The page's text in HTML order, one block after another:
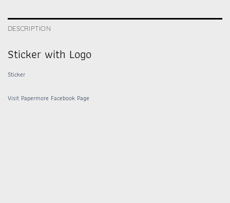
DESCRIPTION
Sticker with Logo
Sticker
Visit Papermore Facebook Page